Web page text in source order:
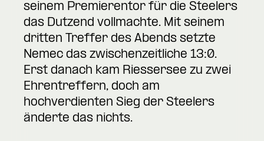
seinem Premierentor für die Steelers
das Dutzend vollmachte. Mit seinem
dritten Treffer des Abends setzte
Nemec das zwischenzeitliche 13:0.
Erst danach kam Riessersee zu zwei
Ehrentreffern, doch am
hochverdienten Sieg der Steelers
änderte das nichts.